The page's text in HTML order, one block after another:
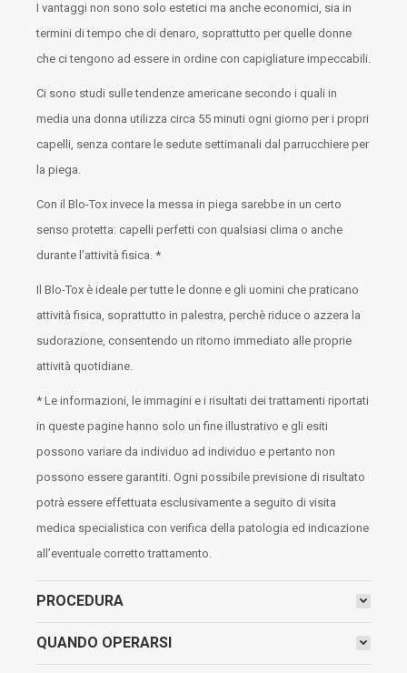
I vantaggi non sono solo estetici ma anche economici, sia in
termini di tempo che di denaro, soprattutto per quelle donne
che ci tengono ad essere in ordine con capigliature impeccabili.
Ci sono studi sulle tendenze americane secondo i quali in
media una donna utilizza circa 55 minuti ogni giorno per i propri
capelli, senza contare le sedute settimanali dal parrucchiere per
la piega.
Con il Blo-Tox invece la messa in piega sarebbe in un certo
senso protetta: capelli perfetti con qualsiasi clima o anche
durante l’attività fisica. *
Il Blo-Tox è ideale per tutte le donne e gli uomini che praticano
attività fisica, soprattutto in palestra, perchè riduce o azzera la
sudorazione, consentendo un ritorno immediato alle proprie
attività quotidiane.
* Le informazioni, le immagini e i risultati dei trattamenti riportati
in queste pagine hanno solo un fine illustrativo e gli esiti
possono variare da individuo ad individuo e pertanto non
possono essere garantiti. Ogni possibile previsione di risultato
potrà essere effettuata esclusivamente a seguito di visita
medica specialistica con verifica della patologia ed indicazione
all’eventuale corretto trattamento.
PROCEDURA
QUANDO OPERARSI